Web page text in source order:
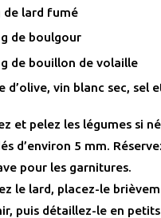
de lard fumé
de boulgour
de bouillon de volaille
d’olive, vin blanc sec, sel
et pelez les légumes si
d’environ 5 mm.
pour les garnitures.
le lard, placez-le
puis détaillez-le en petits